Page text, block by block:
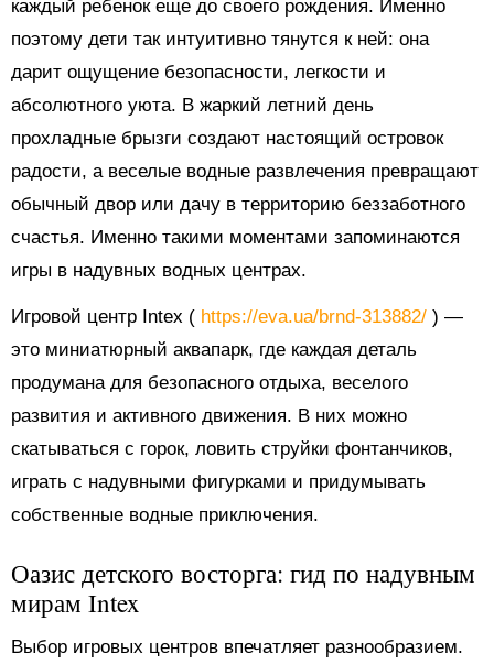
каждый ребенок еще до своего рождения. Именно
поэтому дети так интуитивно тянутся к ней: она
дарит ощущение безопасности, легкости и
абсолютного уюта. В жаркий летний день
прохладные брызги создают настоящий островок
радости, а веселые водные развлечения превращают
обычный двор или дачу в территорию беззаботного
счастья. Именно такими моментами запоминаются
игры в надувных водных центрах.
Игровой центр Intex ( https://eva.ua/brnd-313882/ ) —
это миниатюрный аквапарк, где каждая деталь
продумана для безопасного отдыха, веселого
развития и активного движения. В них можно
скатываться с горок, ловить струйки фонтанчиков,
играть с надувными фигурками и придумывать
собственные водные приключения.
Оазис детского восторга: гид по надувным
мирам Intex
Выбор игровых центров впечатляет разнообразием.